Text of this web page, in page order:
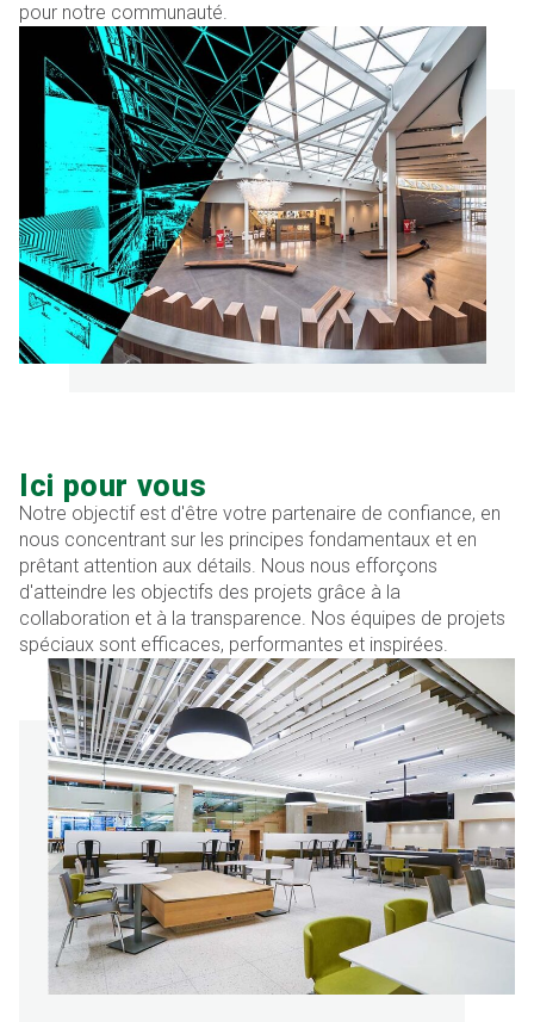
pour notre communauté.
Ici pour vous
Notre objectif est d'être votre partenaire de confiance, en
nous concentrant sur les principes fondamentaux et en
prêtant attention aux détails. Nous nous efforçons
d'atteindre les objectifs des projets grâce à la
collaboration et à la transparence. Nos équipes de projets
spéciaux sont efficaces, performantes et inspirées.